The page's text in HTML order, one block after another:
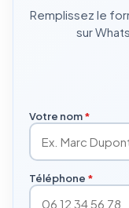
Remplissez le
sur
Votre nom*
Téléphone *